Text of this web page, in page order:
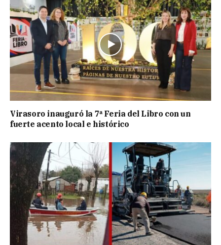
Virasoro inauguró la 7ª Feria del Libro con un
fuerte acento local e histórico